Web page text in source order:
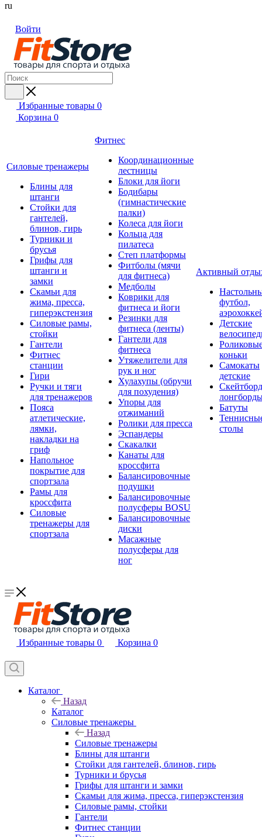
ru
Войти
Избранные товары 0
Корзина 0
Силовые тренажеры
Блины для
штанги
Стойки для
гантелей,
блинов, гирь
Турники и
брусья
Грифы для
штанги и
замки
Скамьи для
жима, пресса,
гиперэкстензия
Силовые рамы,
стойки
Гантели
Фитнес
станции
Гири
Ручки и тяги
для тренажеров
Пояса
атлетические,
лямки,
накладки на
гриф
Напольное
покрытие для
спортзала
Рамы для
кроссфита
Силовые
тренажеры для
спортзала
Фитнес
Координационные
лестницы
Блоки для йоги
Бодибары
(гимнастические
палки)
Колеса для йоги
Кольца для
пилатеса
Степ платформы
Фитболы (мячи
для фитнеса)
Медболы
Коврики для
фитнеса и йоги
Резинки для
фитнеса (ленты)
Гантели для
фитнеса
Утяжелители для
рук и ног
Хулахупы (обручи
для похудения)
Упоры для
отжиманий
Ролики для пресса
Эспандеры
Скакалки
Канаты для
кроссфита
Балансировочные
подушки
Балансировочные
полусферы BOSU
Балансировочные
диски
Масажные
полусферы для
ног
Активный
футбол,
Детские
коньки
Самокаты
детские
Батуты
столы
Избранные товары 0 Корзина 0
Каталог
Назад
Каталог
Силовые тренажеры
Назад
Силовые тренажеры
Блины для штанги
Стойки для гантелей, блинов, гирь
Турники и брусья
Грифы для штанги и замки
Скамьи для жима, пресса, гиперэкстензия
Силовые рамы, стойки
Гантели
Фитнес станции